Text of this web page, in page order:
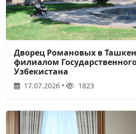
Дворец Романовых в
филиалом
Узбекистана
17.07.2026 • 1823